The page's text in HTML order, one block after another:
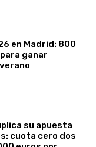
en Madrid: 800
ganar
su apuesta
cuota cero dos